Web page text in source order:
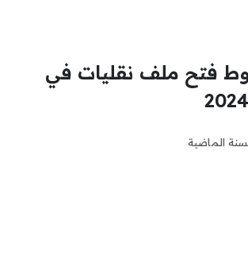
فتح ملف نقليات في
الماضية